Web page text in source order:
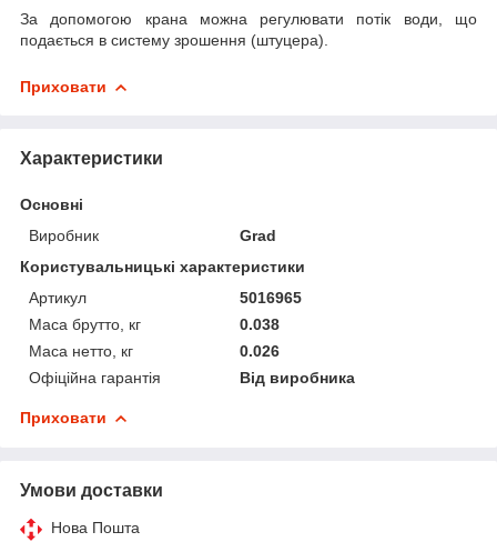
За допомогою крана можна регулювати потік води, що
подається в систему зрошення (штуцера).
Приховати
Характеристики
Основні
Виробник
Grad
Користувальницькі характеристики
Артикул
5016965
Маса брутто, кг
0.038
Маса нетто, кг
0.026
Офіційна гарантія
Від виробника
Приховати
Умови доставки
Нова Пошта